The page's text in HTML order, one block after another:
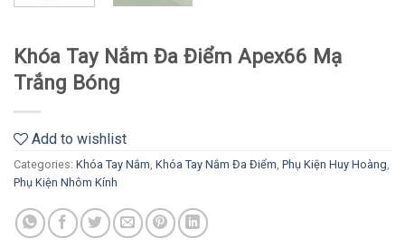
Khóa Tay Nắm Đa Điểm Apex66 Mạ
Trắng Bóng
Add to wishlist
Categories: Khóa Tay Nắm Khóa Tay Nắm Đa Điểm Phụ Kiện Huy Hoàng
Phụ Kiện Nhôm Kính